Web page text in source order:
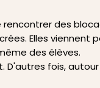
rencontrer des
Elles viennent
des élèves.
D'autres fois,